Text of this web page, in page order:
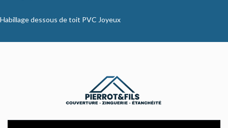
Habillage dessous de toit PVC Joyeux